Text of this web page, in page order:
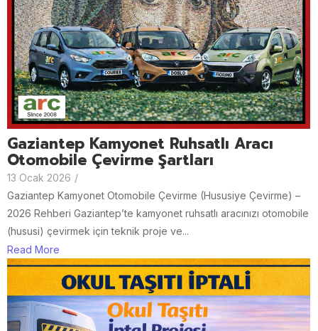
Gaziantep Kamyonet Ruhsatlı Aracı
Otomobile Çevirme Şartları
13 Ocak 2026 /
Gaziantep Kamyonet Otomobile Çevirme (Hususiye Çevirme) –
2026 Rehberi Gaziantep’te kamyonet ruhsatlı aracınızı otomobile
(hususi) çevirmek için teknik proje ve...
Read More